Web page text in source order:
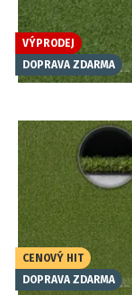
VÝPRODEJ
DOPRAVA ZDARMA
CENOVÝ HIT
DOPRAVA ZDARMA